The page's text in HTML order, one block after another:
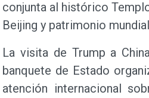
conjunta al histórico
Beijing y patrimonio
La visita de Trump a
banquete de Estado
atención internacional